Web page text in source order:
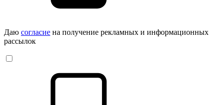
Даю согласие на получение рекламных и информационных
рассылок